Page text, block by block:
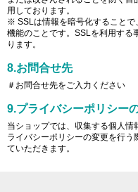
用しております。
※ SSLは情報を暗号化することで
機能のことです。SSLを利用する
ります。
8.お問合せ先
＃お問合せ先をご入力ください
9.プライバシーポリシー
当ショップでは、収集する個人
ライバシーポリシーの変更を行
ていただきます。